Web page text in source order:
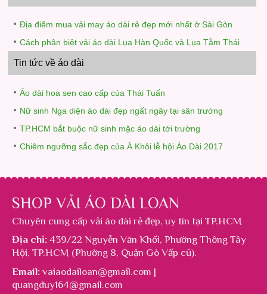
Địa điểm mua vải may áo dài rẻ đẹp mới nhất ở Sài Gòn
Cách phân biệt vải áo dài Lụa Hàn Quốc và Lụa Tằm Thái
Tin tức về áo dài
Áo dài hoa sen cao cấp của Thái Tuấn
Nữ sinh Nga diện áo dài đẹp ngất ngây tại sân trường
TP.HCM bắt buộc nữ sinh mặc áo dài tới trường
Chiêm ngưỡng sắc đẹp của Á Khôi lễ hội Áo Dài 2017
SHOP VẢI ÁO DÀI LOAN
Chuyên cung cấp vải áo dài rẻ đẹp, uy tín tại TP.HCM
Địa chỉ: 439/22 Nguyễn Văn Khối, Phường Thông Tây
Hội, TP.HCM (Phường 8, Quận Gò Vấp cũ).
Email: vaiaodailoan@gmail.com |
quangduy164@gmail.com